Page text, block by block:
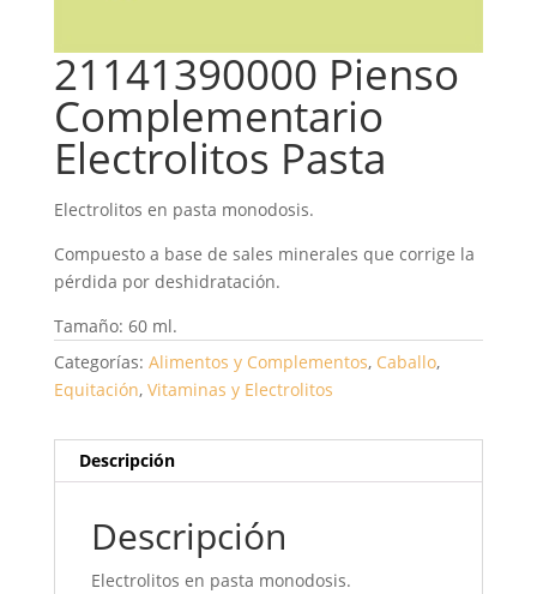
21141390000 Pienso
Complementario
Electrolitos Pasta
Electrolitos en pasta monodosis.
Compuesto a base de sales minerales que corrige la
pérdida por deshidratación.
Tamaño: 60 ml.
Categorías: Alimentos y Complementos, Caballo,
Equitación, Vitaminas y Electrolitos
Descripción
Descripción
Electrolitos en pasta monodosis.